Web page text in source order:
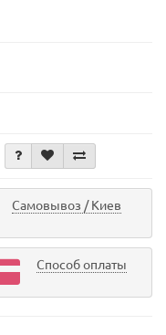
Самовывоз / Киев
Способ оплаты